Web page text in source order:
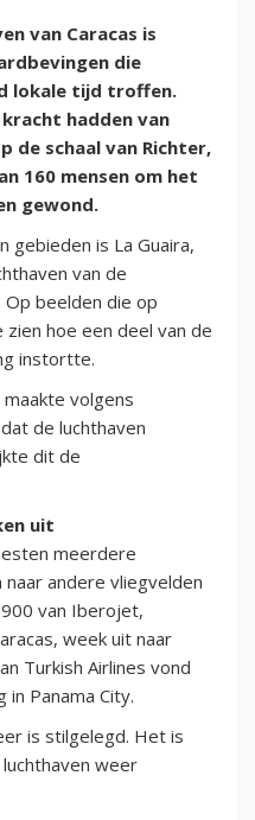
van Caracas is
die
lokale tijd troffen.
hadden van
de schaal van Richter,
160 mensen om het
gewond.
gebieden is La Guaira,
van de
beelden die op
hoe een deel van de
instortte.
volgens
de luchthaven
dit de
uit
meerdere
andere vliegvelden
van Iberojet,
week uit naar
Turkish Airlines vond
Panama City.
is stilgelegd. Het is
weer